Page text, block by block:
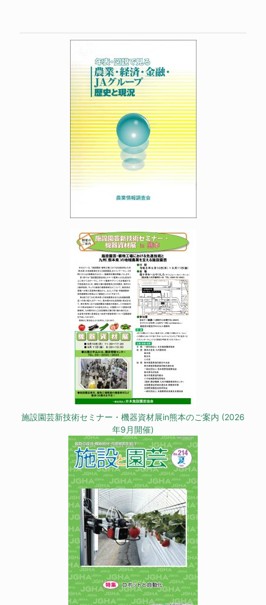
施設園芸新技術セミナー・機器資材展in熊本のご案内 (2026
年9月開催)